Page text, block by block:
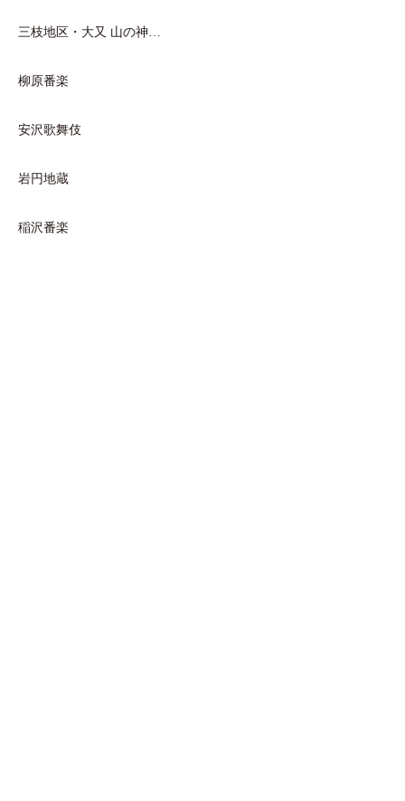
三枝地区・大又 山の神…
柳原番楽
安沢歌舞伎
岩円地蔵
稲沢番楽